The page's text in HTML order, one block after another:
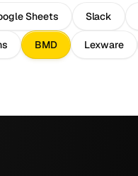
Sheets Slack
BMD Lexware